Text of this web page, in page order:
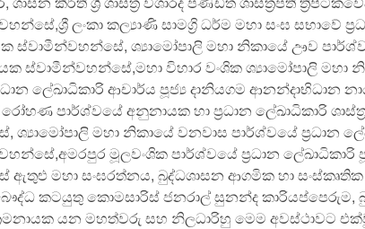
ලංකා කල්‍යාණි සාමග්‍රි ධර්ම මහා සංඝ සභාවේ
ස්වාමීන්වහන්සේ, ශ්‍යාමෝපාලි මහා නිකායේ ඌව
ස්වාමීන්වහන්සේ,මහා විහාර වංශික ශ්‍යාමෝපාලි මහා
ලේඛාධිකාරි ආචාර්ය පූජ්‍ය දානියගම ආනන්දාභිධාන
රෝහණ පාර්ශ්වයේ අනුනායක හා ප්‍රධාන ලේඛාධිකාරි
ශ්‍යාමෝපාලි මහා නිකායේ වනවාස පාර්ශ්වයේ ප්‍රධාන
මූලවංශික පාර්ශ්වයේ ප්‍රධාන ලේඛාධිකාරි
මහා සංඝරත්නය, බුද්ධශාසන ආගමික හා
කටයුතු කොමසාරිස් ජනරාල් සුනන්ද කාරියප්පෙරුම,
යන මහත්වරු සහ නිලධාරිහු මෙම අවස්ථාවට